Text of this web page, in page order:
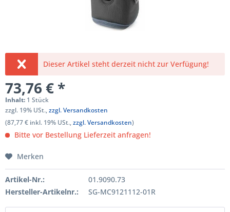
Dieser Artikel steht derzeit nicht zur Verfügung!
73,76 € *
Inhalt: 1 Stück
zzgl. 19% USt.,zzgl. Versandkosten
(87,77 € inkl. 19% USt.,zzgl. Versandkosten)
Bitte vor Bestellung Lieferzeit anfragen!
Merken
Artikel-Nr.:
01.9090.73
Hersteller-Artikelnr.:
SG-MC9121112-01R